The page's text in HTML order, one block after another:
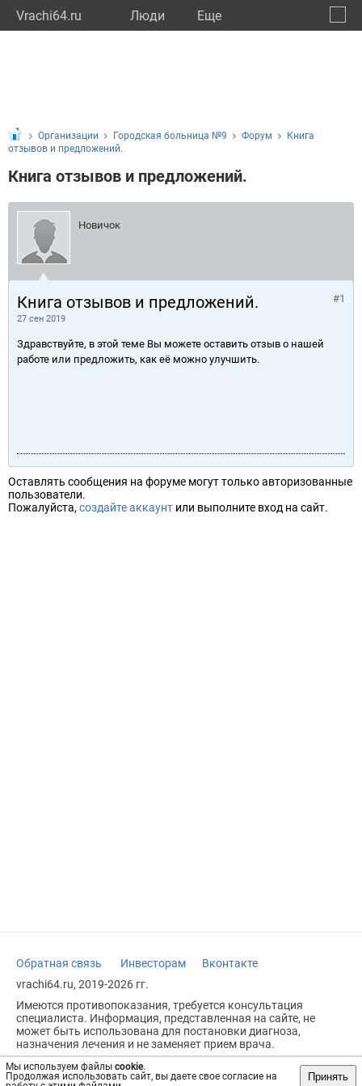
Vrachi64.ru Люди Eще
Мы используем файлы cookie.
Продолжая использовать сайт, вы даете свое согласие на
Принять
Организации Городская больница №9 Форум
Книга
отзывов и предложений.
Книга отзывов и предложений.
Новичок
Книга отзывов и предложений.
27 сен 2019
#1
Здравствуйте, в этой теме Вы можете оставить отзыв о нашей
работе или предложить, как её можно улучшить.
Оставлять сообщения на форуме могут только авторизованные
пользователи.
Пожалуйста, создайте аккаунт или выполните вход на сайт.
Обратная связь Инвесторам
Вконтакте
vrachi64.ru, 2019-2026 гг.
Имеются противопоказания, требуется консультация
специалиста. Информация, представленная на сайте, не
может быть использована для постановки диагноза,
назначения лечения и не заменяет прием врача.
Возрастное ограничение: 18+